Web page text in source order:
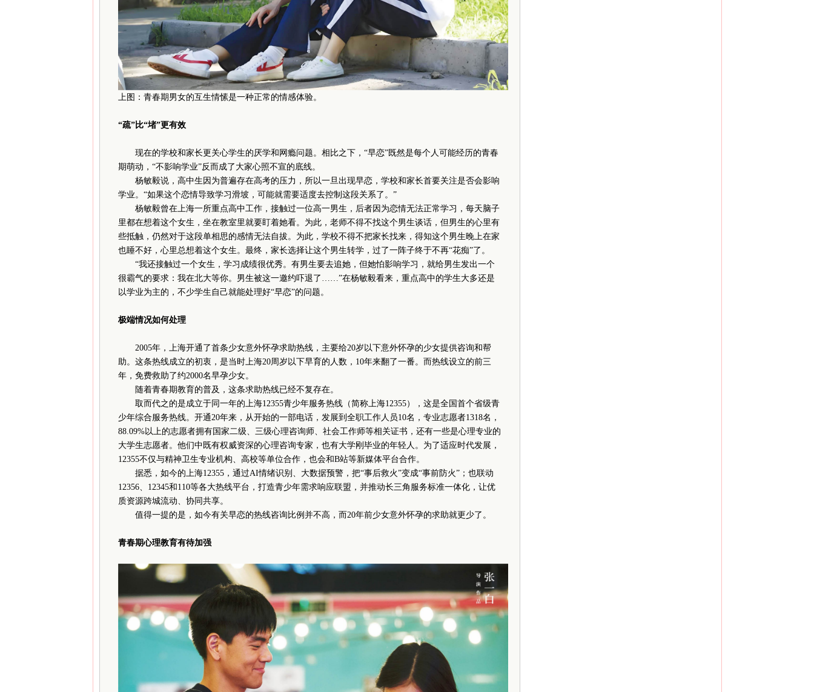
上图：青春期男女的互生情愫是一种正常的情感体验。
“疏”比“堵”更有效
现在的学校和家长更关心学生的厌学和网瘾问题。相比之下，“早恋”既然是每个人可能经历的青春
期萌动，“不影响学业”反而成了大家心照不宣的底线。
杨敏毅说，高中生因为普遍存在高考的压力，所以一旦出现早恋，学校和家长首要关注是否会影响
学业。“如果这个恋情导致学习滑坡，可能就需要适度去控制这段关系了。”
杨敏毅曾在上海一所重点高中工作，接触过一位高一男生，后者因为恋情无法正常学习，每天脑子
里都在想着这个女生，坐在教室里就要盯着她看。为此，老师不得不找这个男生谈话，但男生的心里有
些抵触，仍然对于这段单相思的感情无法自拔。为此，学校不得不把家长找来，得知这个男生晚上在家
也睡不好，心里总想着这个女生。最终，家长选择让这个男生转学，过了一阵子终于不再“花痴”了。
“我还接触过一个女生，学习成绩很优秀。有男生要去追她，但她怕影响学习，就给男生发出一个
很霸气的要求：我在北大等你。男生被这一邀约吓退了……”在杨敏毅看来，重点高中的学生大多还是
以学业为主的，不少学生自己就能处理好“早恋”的问题。
极端情况如何处理
2005年，上海开通了首条少女意外怀孕求助热线，主要给20岁以下意外怀孕的少女提供咨询和帮
助。这条热线成立的初衷，是当时上海20周岁以下早育的人数，10年来翻了一番。而热线设立的前三
年，免费救助了约2000名早孕少女。
随着青春期教育的普及，这条求助热线已经不复存在。
取而代之的是成立于同一年的上海12355青少年服务热线（简称上海12355），这是全国首个省级青
少年综合服务热线。开通20年来，从开始的一部电话，发展到全职工作人员10名，专业志愿者1318名，
88.09%以上的志愿者拥有国家二级、三级心理咨询师、社会工作师等相关证书，还有一些是心理专业的
大学生志愿者。他们中既有权威资深的心理咨询专家，也有大学刚毕业的年轻人。为了适应时代发展，
12355不仅与精神卫生专业机构、高校等单位合作，也会和B站等新媒体平台合作。
据悉，如今的上海12355，通过AI情绪识别、大数据预警，把“事后救火”变成“事前防火”；也联动
12356、12345和110等各大热线平台，打造青少年需求响应联盟，并推动长三角服务标准一体化，让优
质资源跨城流动、协同共享。
值得一提的是，如今有关早恋的热线咨询比例并不高，而20年前少女意外怀孕的求助就更少了。
青春期心理教育有待加强